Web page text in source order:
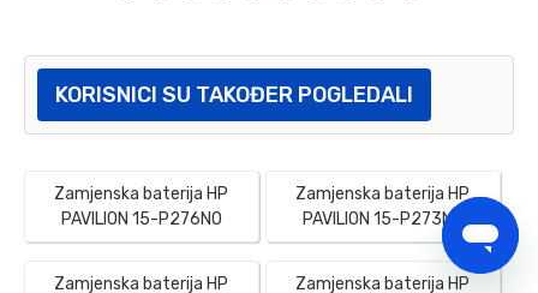
KORISNICI SU TAKOĐER POGLEDALI
Zamjenska baterija HP
PAVILION 15-P276NO
Zamjenska baterija HP
PAVILION 15-P273ND
Zamjenska baterija HP Zamjenska baterija HP